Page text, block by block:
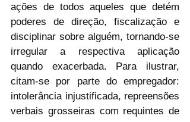
ações de todos aqueles que detém
poderes de direção, fiscalização e
disciplinar sobre alguém, tornando-se
irregular a respectiva aplicação
quando exacerbada. Para ilustrar,
citam-se por parte do empregador:
intolerância injustificada, repreensões
verbais grosseiras com requintes de